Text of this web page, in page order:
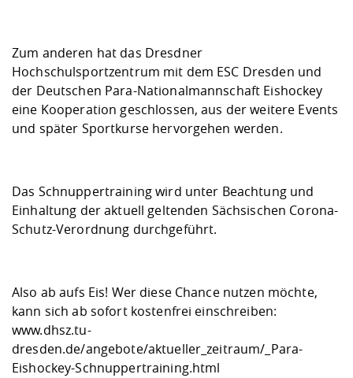
Zum anderen hat das Dresdner
Hochschulsportzentrum mit dem ESC Dresden und
der Deutschen Para-Nationalmannschaft Eishockey
eine Kooperation geschlossen, aus der weitere Events
und später Sportkurse hervorgehen werden.
Das Schnuppertraining wird unter Beachtung und
Einhaltung der aktuell geltenden Sächsischen Corona-
Schutz-Verordnung durchgeführt.
Also ab aufs Eis! Wer diese Chance nutzen möchte,
kann sich ab sofort kostenfrei einschreiben:
www.dhsz.tu-
dresden.de/angebote/aktueller_zeitraum/_Para-
Eishockey-Schnuppertraining.html